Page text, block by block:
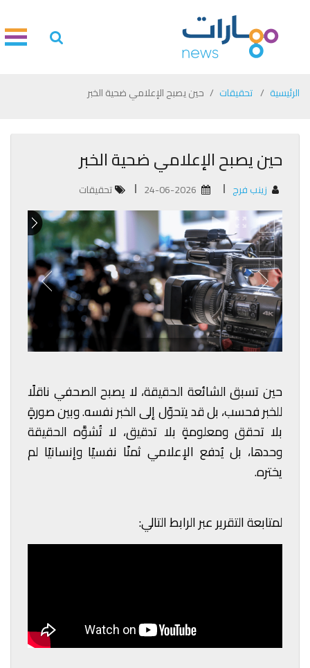
الرئيسية تحقيقات حين يصبح الإعلامي ضحية الخبر
حين يصبح الإعلامي ضحية الخبر
زينب فرج تحقيقات
حين تسبق الشائعة الحقيقة، لا يصبح الصحفي ناقلًا
للخبر فحسب، بل قد يتحوّل إلى الخبر نفسه. وبين صورةٍ
بلا تحقق ومعلومةٍ بلا تدقيق، لا تُشوَّه الحقيقة
وحدها، بل يُدفع الإعلامي ثمنًا نفسيًا وإنسانيًا لم
يختره.
لمتابعة التقرير عبر الرابط التالي: